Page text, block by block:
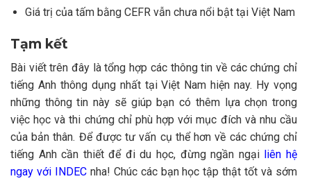
Giá trị của tấm bằng CEFR vẫn chưa nổi bật tại Việt Nam
Tạm kết
Bài viết trên đây là tổng hợp các thông tin về các chứng chỉ
tiếng Anh thông dụng nhất tại Việt Nam hiện nay. Hy vọng
những thông tin này sẽ giúp bạn có thêm lựa chọn trong
việc học và thi chứng chỉ phù hợp với mục đích và nhu cầu
của bản thân. Để được tư vấn cụ thể hơn về các chứng chỉ
tiếng Anh cần thiết để đi du học, đừng ngần ngại liên hệ
ngay với INDECnha! Chúc các bạn học tập thật tốt và sớm